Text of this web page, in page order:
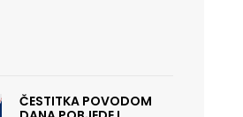
ČESTITKA POVODOM